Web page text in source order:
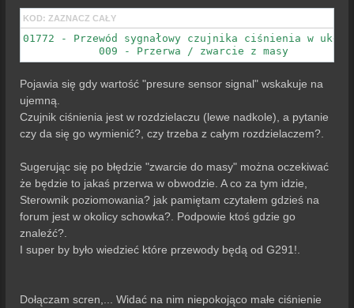
KOD: ZAZNACZ CAŁY
01772 - Przewód sygnałowy czujnika ciśnienia w
            009 - Przerwa / zwarcie z masy
Pojawia się gdy wartość "presure sensor signal" wskakuje na
ujemną.
Czujnik ciśnienia jest w rozdzielaczu (lewe nadkole), a pytanie
czy da się go wymienić?, czy trzeba z całym rozdzielaczem?.
Sugerując się po błędzie "zwarcie do masy" można oczekiwać
że będzie to jakaś przerwa w obwodzie. A co za tym idzie,
Sterownik poziomowania? jak pamiętam czytałem gdzieś na
forum jest w okolicy schowka?. Podpowie ktoś gdzie go
znaleźć?.
I super by było wiedzieć które przewody będą od G291!.
Dołączam scren,... Widać na nim niepokojąco małe ciśnienie